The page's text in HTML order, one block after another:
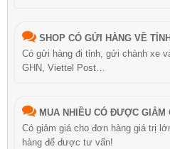
SHOP CÓ GỬI HÀNG VỀ
Có gửi hàng đi tỉnh, gửi chành xe
GHN, Viettel Post…
MUA NHIỀU CÓ ĐƯỢC GIẢM
Có giảm giá cho đơn hàng giá trị
hàng để được tư vấn!